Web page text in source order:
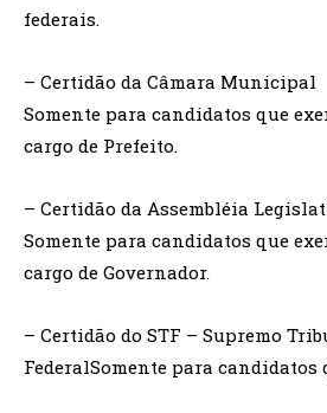
federais.
– Certidão da Câmara Municipal
Somente para candidatos que
cargo de Prefeito.
– Certidão da Assembléia
Somente para candidatos que
cargo de Governador.
– Certidão do STF – Supremo
FederalSomente para candidatos